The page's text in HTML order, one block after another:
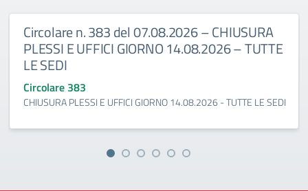
Circolare n. 383 del 07.08.2026 – CHIUSURA
PLESSI E UFFICI GIORNO 14.08.2026 – TUTTE
LE SEDI
Circolare 383
CHIUSURA PLESSI E UFFICI GIORNO 14.08.2026 - TUTTE LE SEDI